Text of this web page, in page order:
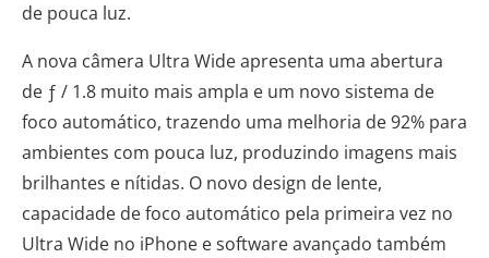
de pouca luz.
A nova câmera Ultra Wide apresenta uma abertura
de ƒ / 1.8 muito mais ampla e um novo sistema de
foco automático, trazendo uma melhoria de 92% para
ambientes com pouca luz, produzindo imagens mais
brilhantes e nítidas. O novo design de lente,
capacidade de foco automático pela primeira vez no
Ultra Wide no iPhone e software avançado também